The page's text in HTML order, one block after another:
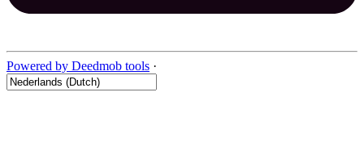
Powered by Deedmob tools ·